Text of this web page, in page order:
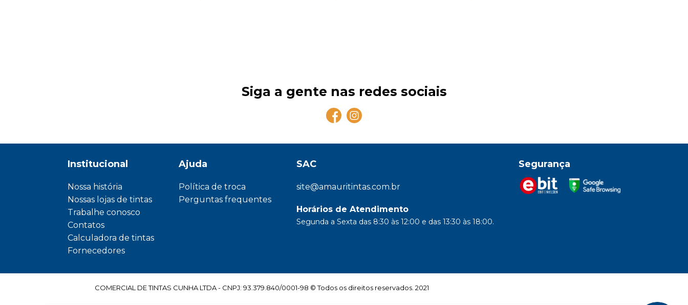
Siga a gente nas redes sociais
Institucional
Nossa história
Nossas lojas de tintas
Trabalhe conosco
Contatos
Calculadora de tintas
Fornecedores
Ajuda
Política de troca
Perguntas frequentes
SAC
site@amauritintas.com.br
Horários de Atendimento
Segunda a Sexta das 8:30 às 12:00 e das 13:30 às 18:00.
Segurança
COMERCIAL DE TINTAS CUNHA LTDA - CNPJ: 93.379.840/0001-98 © Todos os direitos reservados. 2021